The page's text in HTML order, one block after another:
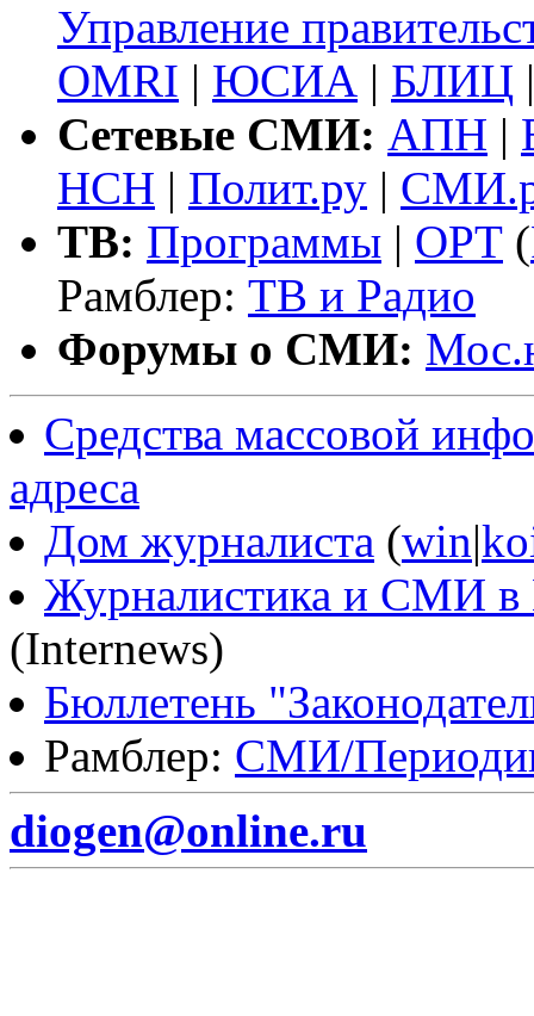
Управление
OMRI | ЮСИА | БЛИЦ
Сетевые СМИ: АПН |
НСН | Полит.ру |
ТВ: Программы | ОРТ (
Рамблер: ТВ и Радио
Форумы о СМИ:
Средства массовой
адреса
Дом журналиста (win|
Журналистика и СМИ в
(Internews)
Бюллетень
Рамблер: СМИ/
diogen@online.ru